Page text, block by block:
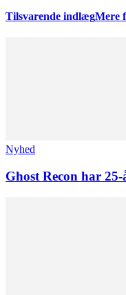
Tilsvarende indlægMere
Nyhed
Ghost Recon har